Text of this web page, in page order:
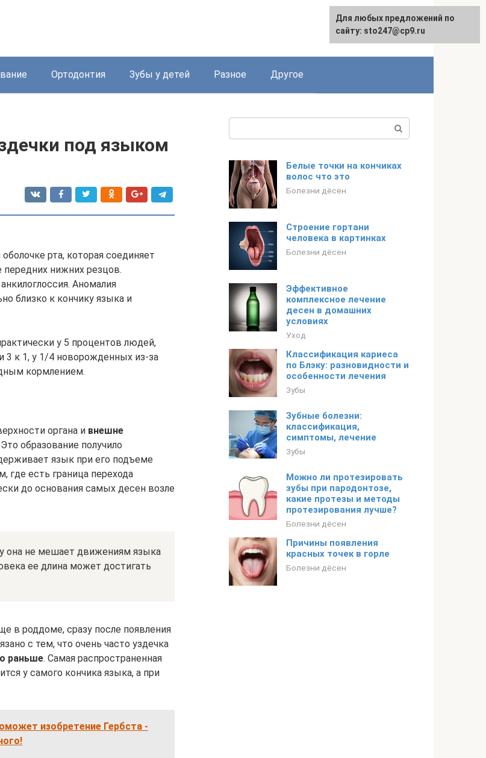
Ортодонтия Зубы у детей Разное Другое
под языком
рта, которая соединяет
нижних резцов.
Аномалия
близко к кончику языка и
у 5 процентов людей,
3 к 1, у 1/4 новорожденных из-за
кормлением.
органа и внешне
образование получило
язык при его подъеме
где есть граница перехода
до основания самых десен возле
она не мешает движениям языка
ее длина может достигать
в роддоме, сразу после появления
с тем, что очень часто уздечка
раньше. Самая распространенная
у самого кончика языка, а при
изобретение Гербста -
Белые точки на кончиках
волос что это
Болезни дёсен
Строение гортани
человека в картинках
Болезни дёсен
Эффективное
комплексное лечение
десен в домашних
условиях
Уход
Классификация кариеса
по Блэку: разновидности и
особенности лечения
Зубы
Зубные болезни:
классификация,
симптомы, лечение
Зубы
Можно ли протезировать
зубы при пародонтозе,
какие протезы и методы
протезирования лучше?
Болезни дёсен
Причины появления
красных точек в горле
Болезни дёсен
Для любых предложений по
сайту: sto247@cp9.ru